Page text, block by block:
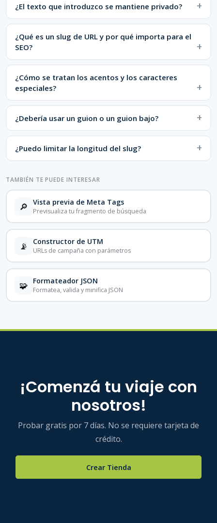
¿El texto que introduzco se mantiene privado?
¿Qué es un slug de URL y por qué importa para el
SEO?
¿Cómo se tratan los acentos y los caracteres
especiales?
¿Debería usar un guion o un guion bajo?
¿Puedo limitar la longitud del slug?
TAMBIÉN TE PUEDE INTERESAR
🔎 Vista previa de Meta Tags
Previsualiza tu fragmento de búsqueda
📡 Constructor de UTM
URLs de campaña con parámetros
🧩 Formateador JSON
Formatea, valida y minifica JSON
¡Comenzá tu viaje con
nosotros!
Probar gratis por 7 días. No se requiere tarjeta de
crédito.
Crear Tienda